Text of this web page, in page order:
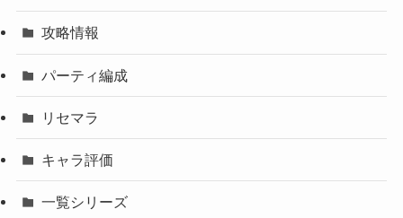
攻略情報
パーティ編成
リセマラ
キャラ評価
一覧シリーズ